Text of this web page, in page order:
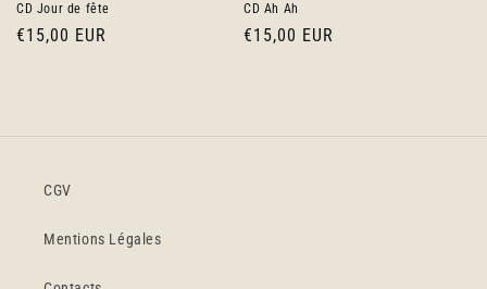
CD Jour de fête
Prix
€15,00 EUR
CD Ah Ah
Prix
€15,00 EUR
CGV
Mentions Légales